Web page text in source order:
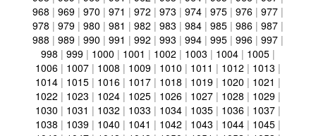
968 | 969 | 970 | 971 | 972 | 973 | 974 | 975 | 976 | 977 |
978 | 979 | 980 | 981 | 982 | 983 | 984 | 985 | 986 | 987 |
988 | 989 | 990 | 991 | 992 | 993 | 994 | 995 | 996 | 997 |
998 | 999 | 1000 | 1001 | 1002 | 1003 | 1004 | 1005 |
1006 | 1007 | 1008 | 1009 | 1010 | 1011 | 1012 | 1013 |
1014 | 1015 | 1016 | 1017 | 1018 | 1019 | 1020 | 1021 |
1022 | 1023 | 1024 | 1025 | 1026 | 1027 | 1028 | 1029 |
1030 | 1031 | 1032 | 1033 | 1034 | 1035 | 1036 | 1037 |
1038 | 1039 | 1040 | 1041 | 1042 | 1043 | 1044 | 1045 |